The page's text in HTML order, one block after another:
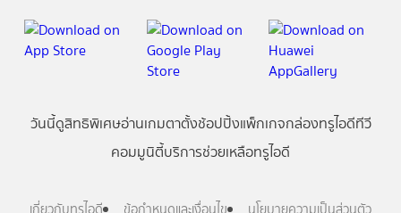
วันนี้ดูสิทธิพิเศษอ่านเกมตาตั้งช้อปปิ้งแพ็กเกจกล่องทรูไอดีทีวี
คอมมูนิตี้บริการช่วยเหลือทรูไอดี